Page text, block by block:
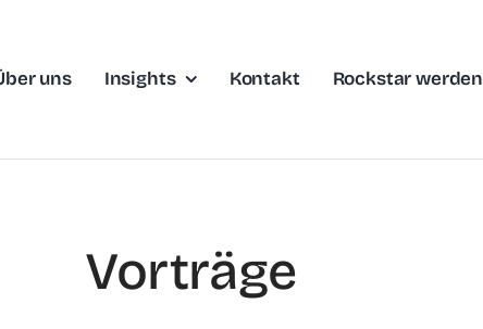
uns Insights Kontakt Rockstar werden
Vorträge